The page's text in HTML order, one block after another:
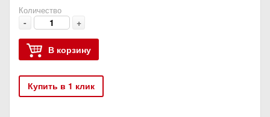
Количество
- +
В корзину
Купить в 1 клик